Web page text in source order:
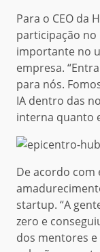
Para o CEO da
participação
importante no
empresa.
para nós.
IA dentro das
interna quanto
De acordo com
startup. “A
zero e
dos mentores e